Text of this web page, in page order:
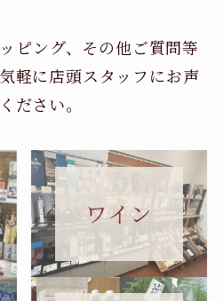
ピング、その他ご質問等
軽に店頭スタッフにお声
ださい。
ワイン